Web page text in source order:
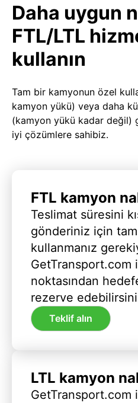
Daha uygun
FTL/LTL
kullanın
Tam bir kamyonun özel
kamyon yükü) veya daha
(kamyon yükü kadar değil)
iyi çözümlere sahibiz.
FTL kamyon
Teslimat süresini
gönderiniz için
kullanmanız
GetTransport.com
noktasından
rezerve
Teklif alın
LTL kamyon
GetTransport.com